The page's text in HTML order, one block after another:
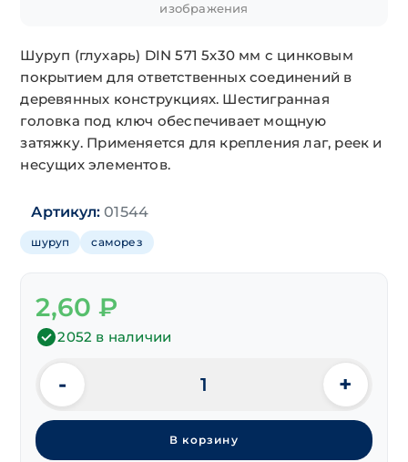
изображения
Шуруп (глухарь) DIN 571 5х30 мм с цинковым
покрытием для ответственных соединений в
деревянных конструкциях. Шестигранная
головка под ключ обеспечивает мощную
затяжку. Применяется для крепления лаг, реек и
несущих элементов.
Артикул: 01544
шуруп саморез
2,60₽
2052 в наличии
Количество
товара
Шуруп
(глухарь)
- +
В корзину